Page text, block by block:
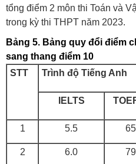
tổng điểm 2 môn thi Toán và
trong kỳ thi THPT năm 2023.
Bảng 5. Bảng quy đổi điểm
sang thang điểm 10
STT
Trình độ Tiếng Anh
IELTS
1 5.5
2 6.0